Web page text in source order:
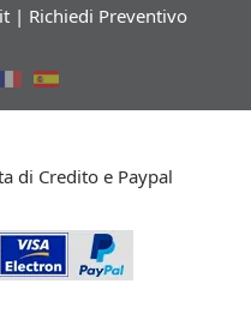
| Richiedi Preventivo
di Credito e Paypal